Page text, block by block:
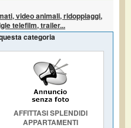
video animali, ridoppiaggi,
telefilm, trailer...
categoria
AFFITTASI SPLENDIDI
APPARTAMENTI